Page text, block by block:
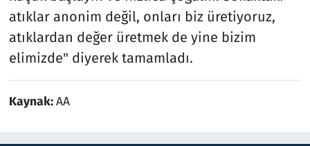
atıklar anonim değil, onları biz üretiyoruz,
atıklardan değer üretmek de yine bizim
elimizde" diyerek tamamladı.
Kaynak:AA